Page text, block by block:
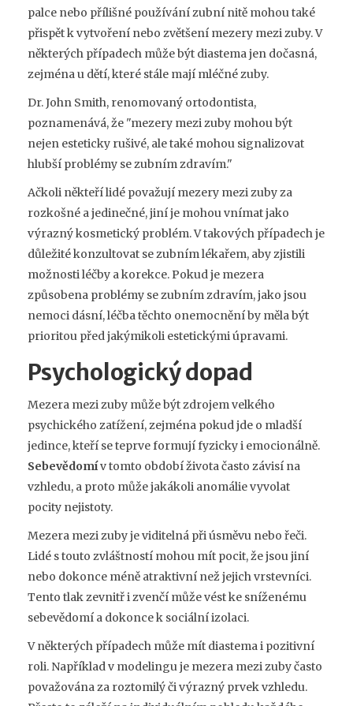
palce nebo přílišné používání zubní nitě mohou také
přispět k vytvoření nebo zvětšení mezery mezi zuby. V
některých případech může být diastema jen dočasná,
zejména u dětí, které stále mají mléčné zuby.
Dr. John Smith, renomovaný ortodontista,
poznamenává, že "mezery mezi zuby mohou být
nejen esteticky rušivé, ale také mohou signalizovat
hlubší problémy se zubním zdravím."
Ačkoli někteří lidé považují mezery mezi zuby za
rozkošné a jedinečné, jiní je mohou vnímat jako
výrazný kosmetický problém. V takových případech je
důležité konzultovat se zubním lékařem, aby zjistili
možnosti léčby a korekce. Pokud je mezera
způsobena problémy se zubním zdravím, jako jsou
nemoci dásní, léčba těchto onemocnění by měla být
prioritou před jakýmikoli estetickými úpravami.
Psychologický dopad
Mezera mezi zuby může být zdrojem velkého
psychického zatížení, zejména pokud jde o mladší
jedince, kteří se teprve formují fyzicky i emocionálně.
Sebevědomív tomto období života často závisí na
vzhledu, a proto může jakákoli anomálie vyvolat
pocity nejistoty.
Mezera mezi zuby je viditelná při úsměvu nebo řeči.
Lidé s touto zvláštností mohou mít pocit, že jsou jiní
nebo dokonce méně atraktivní než jejich vrstevníci.
Tento tlak zevnitř i zvenčí může vést ke sníženému
sebevědomí a dokonce k sociální izolaci.
V některých případech může mít diastema i pozitivní
roli. Například v modelingu je mezera mezi zuby často
považována za roztomilý či výrazný prvek vzhledu.